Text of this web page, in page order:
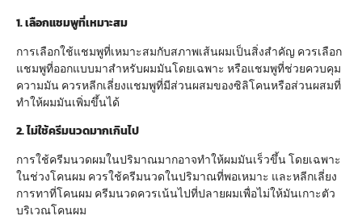
1. เลือกแชมพูที่เหมาะสม
การเลือกใช้แชมพูที่เหมาะสมกับสภาพเส้นผมเป็นสิ่งสำคัญ ควรเลือก
แชมพูที่ออกแบบมาสำหรับผมมันโดยเฉพาะ หรือแชมพูที่ช่วยควบคุม
ความมัน ควรหลีกเลี่ยงแชมพูที่มีส่วนผสมของซิลิโคนหรือส่วนผสมที่
ทำให้ผมมันเพิ่มขึ้นได้
2. ไม่ใช้ครีมนวดมากเกินไป
การใช้ครีมนวดผมในปริมาณมากอาจทำให้ผมมันเร็วขึ้น โดยเฉพาะ
ในช่วงโคนผม ควรใช้ครีมนวดในปริมาณที่พอเหมาะ และหลีกเลี่ยง
การทาที่โคนผม ครีมนวดควรเน้นไปที่ปลายผมเพื่อไม่ให้มันเกาะตัว
บริเวณโคนผม